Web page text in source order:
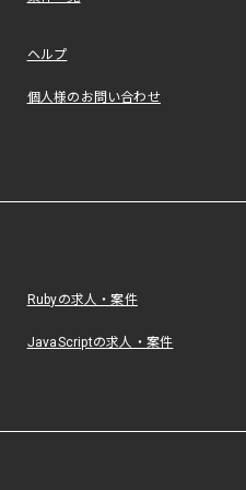
ヘルプ
個人様のお問い合わせ
Rubyの求人・案件
JavaScriptの求人・案件